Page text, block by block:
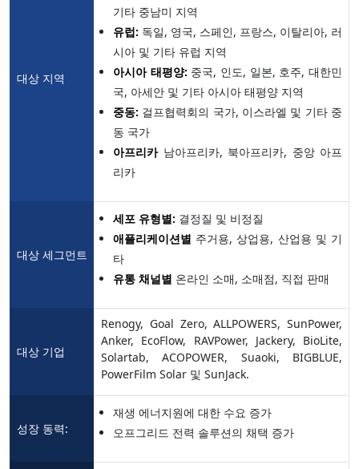
대상 지역
기타 중남미 지역
유럽: 독일, 영국, 스페인, 프랑스, 이탈리아, 러
시아 및 기타 유럽 지역
아시아 태평양: 중국, 인도, 일본, 호주, 대한민
국, 아세안 및 기타 아시아 태평양 지역
중동: 걸프협력회의 국가, 이스라엘 및 기타 중
동 국가
아프리카 남아프리카, 북아프리카, 중앙 아프
리카
대상 세그먼트
세포 유형별: 결정질 및 비정질
애플리케이션별 주거용, 상업용, 산업용 및 기
타
유통 채널별 온라인 소매, 소매점, 직접 판매
대상 기업
Renogy, Goal Zero, ALLPOWERS, SunPower,
Anker, EcoFlow, RAVPower, Jackery, BioLite,
Solartab, ACOPOWER, Suaoki, BIGBLUE,
PowerFilm Solar 및 SunJack.
성장 동력:
재생 에너지원에 대한 수요 증가
오프그리드 전력 솔루션의 채택 증가